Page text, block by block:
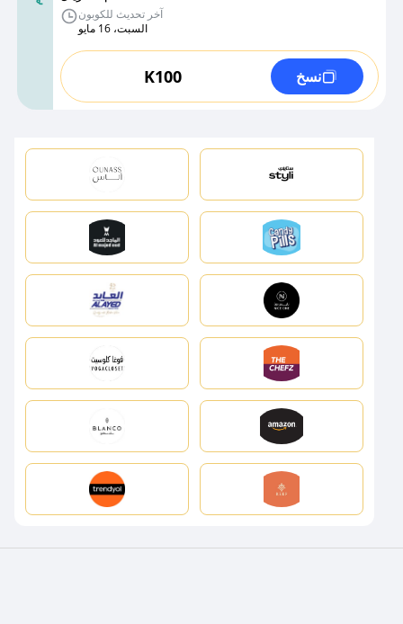
آخر تحديث للكوبون
السبت، 16 مايو
K100 نسخ